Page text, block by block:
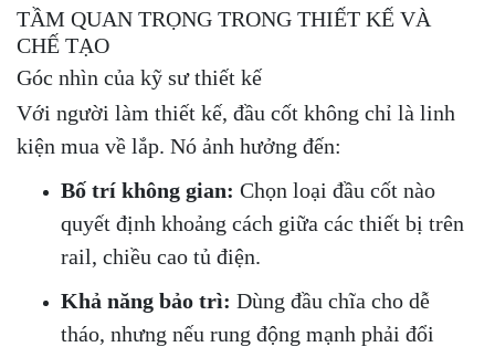
TẦM QUAN TRỌNG TRONG THIẾT KẾ VÀ
CHẾ TẠO
Góc nhìn của kỹ sư thiết kế
Với người làm thiết kế, đầu cốt không chỉ là linh
kiện mua về lắp. Nó ảnh hưởng đến:
Bố trí không gian: Chọn loại đầu cốt nào
quyết định khoảng cách giữa các thiết bị trên
rail, chiều cao tủ điện.
Khả năng bảo trì: Dùng đầu chĩa cho dễ
tháo, nhưng nếu rung động mạnh phải đổi